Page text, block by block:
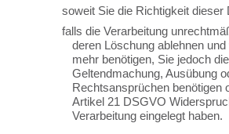
soweit Sie die Richtigkeit dieser
falls die Verarbeitung
deren Löschung ablehnen
mehr benötigen, Sie jedoch
Geltendmachung, Ausübung
Rechtsansprüchen benötigen
Artikel 21 DSGVO
Verarbeitung eingelegt haben.